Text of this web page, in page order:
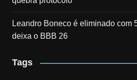
Leandro Boneco é eliminado com
deixa o BBB 26
Tags